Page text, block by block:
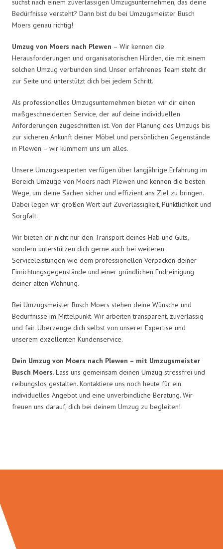
suchst nach einem zuverlässigen Umzugsunternehmen, das deine
Bedürfnisse versteht? Dann bist du bei Umzugsmeister Busch
Moers genau richtig!
Umzug von Moers nach Plewen – Wir kennen die
Herausforderungen und organisatorischen Hürden, die mit einem
solchen Umzug verbunden sind. Unser erfahrenes Team steht dir
zur Seite und unterstützt dich bei jedem Schritt.
Als professionelles Umzugsunternehmen bieten wir dir einen
maßgeschneiderten Service, der auf deine individuellen
Anforderungen zugeschnitten ist. Von der Planung des Umzugs bis
zur sicheren Ankunft deiner Möbel und persönlichen Gegenstände
in Plewen – wir kümmern uns um alles.
Unsere Umzugsexperten verfügen über langjährige Erfahrung im
Bereich Umzüge von Moers nach Plewen und kennen die besten
Wege, um deine Sachen sicher und effizient ans Ziel zu bringen.
Dabei legen wir großen Wert auf Zuverlässigkeit, Pünktlichkeit und
Sorgfalt.
Wir bieten dir nicht nur den Transport deines Hab und Guts,
sondern unterstützen dich gerne auch bei weiteren
Serviceleistungen wie dem professionellen Verpacken deiner
Einrichtungsgegenstände und einer gründlichen Endreinigung
deiner alten Wohnung.
Bei Umzugsmeister Busch Moers stehen deine Wünsche und
Bedürfnisse im Mittelpunkt. Wir arbeiten transparent, zuverlässig
und fair. Überzeuge dich selbst von unserer Expertise und
unserem exzellenten Kundenservice.
Dein Umzug von Moers nach Plewen – mit Umzugsmeister
Busch Moers. Lass uns gemeinsam deinen Umzug stressfrei und
reibungslos gestalten. Kontaktiere uns noch heute für ein
individuelles Angebot und eine unverbindliche Beratung. Wir
freuen uns darauf, dich bei deinem Umzug zu begleiten!